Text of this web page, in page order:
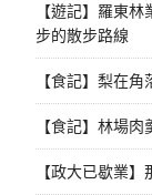
【遊記】羅東
步的散步路線
【食記】梨在
【食記】林場
【政大已歇業